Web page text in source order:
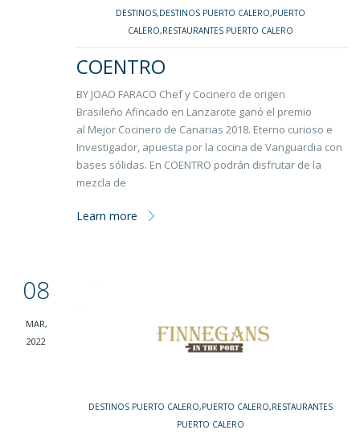
DESTINOS,DESTINOS PUERTO CALERO,PUERTO
CALERO,RESTAURANTES PUERTO CALERO
COENTRO
BY JOAO FARACO Chef y Cocinero de origen
Brasileño Afincado en Lanzarote ganó el premio
al Mejor Cocinero de Canarias 2018. Eterno curioso e
Investigador, apuesta por la cocina de Vanguardia con
bases sólidas. ​En COENTRO podrán disfrutar de la
mezcla de
Learn more
08
MAR,
2022
DESTINOS PUERTO CALERO,PUERTO CALERO,RESTAURANTES
PUERTO CALERO